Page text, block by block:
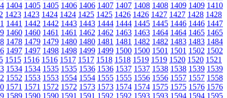
1404 1405 1405 1406 1406 1407 1407 1408 1408 1409 1409 1410
1423 1423 1424 1424 1425 1425 1426 1426 1427 1427 1428 1428
1441 1442 1442 1443 1443 1444 1444 1445 1445 1446 1446 1447
1460 1460 1461 1461 1462 1462 1463 1463 1464 1464 1465 1465
1478 1479 1479 1480 1480 1481 1481 1482 1482 1483 1483 1484
1497 1497 1498 1498 1499 1499 1500 1500 1501 1501 1502 1502
1515 1516 1516 1517 1517 1518 1518 1519 1519 1520 1520 1521
1534 1534 1535 1535 1536 1536 1537 1537 1538 1538 1539 1539
1552 1553 1553 1554 1554 1555 1555 1556 1556 1557 1557 1558
1571 1571 1572 1572 1573 1573 1574 1574 1575 1575 1576 1576
1589 1590 1590 1591 1591 1592 1592 1593 1593 1594 1594 1595